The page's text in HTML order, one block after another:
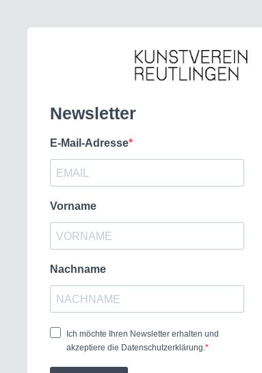
Newsletter
E-Mail-Adresse
Vorname
Nachname
Ich möchte Ihren Newsletter erhalten und
akzeptiere die Datenschutzerklärung.